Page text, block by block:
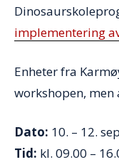
implementering
Enheter fra
workshopen, men
Dato: 10. – 12.
Tid: kl. 09.00 –